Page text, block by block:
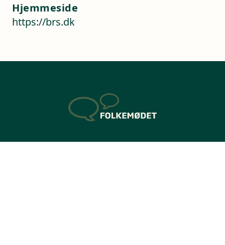
Hjemmeside
https://brs.dk